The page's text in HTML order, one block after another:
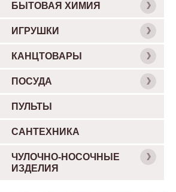
БЫТОВАЯ ХИМИЯ
ИГРУШКИ
КАНЦТОВАРЫ
ПОСУДА
ПУЛЬТЫ
САНТЕХНИКА
ЧУЛОЧНО-НОСОЧНЫЕ
ИЗДЕЛИЯ